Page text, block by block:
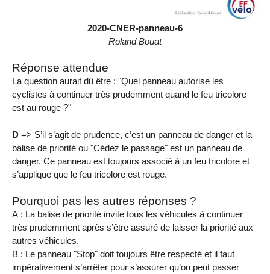
2020-CNER-panneau-6
Roland Bouat
Réponse attendue
La question aurait dû être : "Quel panneau autorise les
cyclistes à continuer très prudemment quand le feu tricolore
est au rouge ?"
D => S’il s’agit de prudence, c’est un panneau de danger et la
balise de priorité ou "Cédez le passage" est un panneau de
danger. Ce panneau est toujours associé à un feu tricolore et
s’applique que le feu tricolore est rouge.
Pourquoi pas les autres réponses ?
A : La balise de priorité invite tous les véhicules à continuer
très prudemment après s’être assuré de laisser la priorité aux
autres véhicules.
B : Le panneau "Stop" doit toujours être respecté et il faut
impérativement s’arrêter pour s’assurer qu’on peut passer